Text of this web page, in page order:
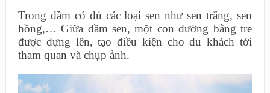
Trong đầm có đủ các loại sen như sen trắng, sen
hồng,… Giữa đầm sen, một con đường bằng tre
được dựng lên, tạo điều kiện cho du khách tới
tham quan và chụp ảnh.